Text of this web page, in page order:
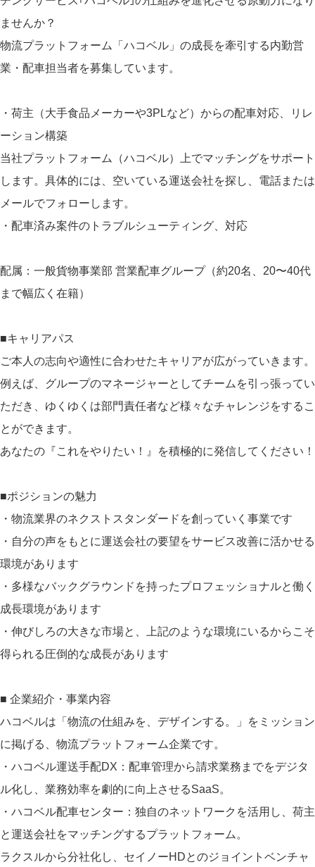
ませんか？
物流プラットフォーム「ハコベル」の成長を牽引する内勤営
業・配車担当者を募集しています。
・荷主（大手食品メーカーや3PLなど）からの配車対応、リレ
ーション構築
当社プラットフォーム（ハコベル）上でマッチングをサポート
します。具体的には、空いている運送会社を探し、電話または
メールでフォローします。
・配車済み案件のトラブルシューティング、対応
配属：一般貨物事業部 営業配車グループ（約20名、20〜40代
まで幅広く在籍）
■キャリアパス
ご本人の志向や適性に合わせたキャリアが広がっていきます。
例えば、グループのマネージャーとしてチームを引っ張ってい
ただき、ゆくゆくは部門責任者など様々なチャレンジをするこ
とができます。
あなたの『これをやりたい！』を積極的に発信してください！
■ポジションの魅力
・物流業界のネクストスタンダードを創っていく事業です
・自分の声をもとに運送会社の要望をサービス改善に活かせる
環境があります
・多様なバックグラウンドを持ったプロフェッショナルと働く
成長環境があります
・伸びしろの大きな市場と、上記のような環境にいるからこそ
得られる圧倒的な成長があります
■ 企業紹介・事業内容
ハコベルは「物流の仕組みを、デザインする。」をミッション
に掲げる、物流プラットフォーム企業です。
・ハコベル運送手配DX：配車管理から請求業務までをデジタ
ル化し、業務効率を劇的に向上させるSaaS。
・ハコベル配車センター：独自のネットワークを活用し、荷主
と運送会社をマッチングするプラットフォーム。
ラクスルから分社化し、セイノーHDとのジョイントベンチャ